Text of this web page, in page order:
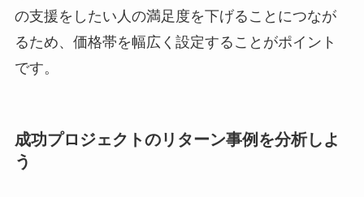
の支援をしたい人の満足度を下げることにつなが
るため、価格帯を幅広く設定することがポイント
です。
成功プロジェクトのリターン事例を分析しよ
う